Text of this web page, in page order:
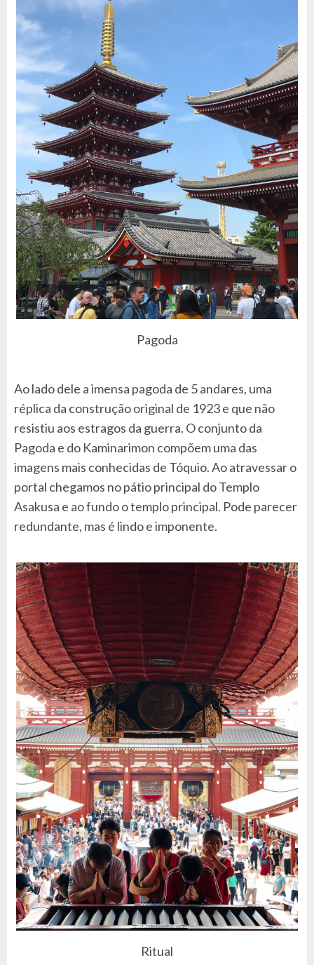
Pagoda
Ao lado dele a imensa pagoda de 5 andares, uma
réplica da construção original de 1923 e que não
resistiu aos estragos da guerra. O conjunto da
Pagoda e do Kaminarimon compõem uma das
imagens mais conhecidas de Tóquio. Ao atravessar o
portal chegamos no pátio principal do Templo
Asakusa e ao fundo o templo principal. Pode parecer
redundante, mas é lindo e imponente.
Ritual